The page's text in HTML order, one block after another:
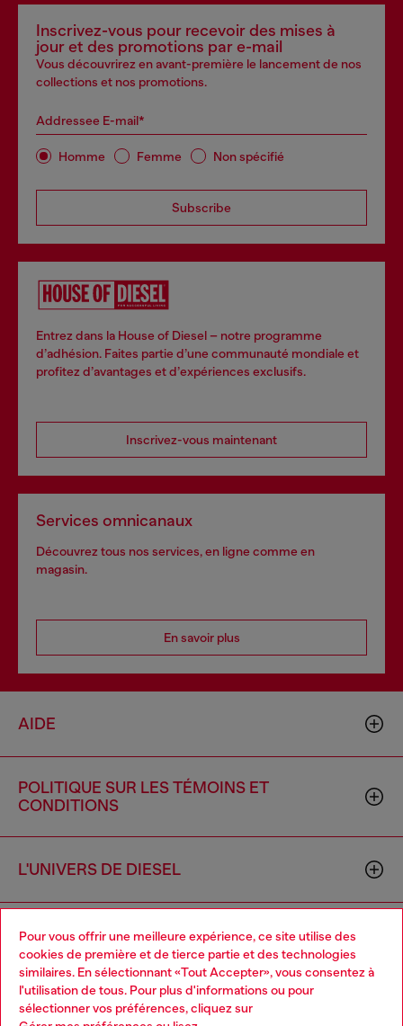
Pour vous offrir une meilleure expérience, ce site utilise des
cookies de première et de tierce partie et des technologies
similaires. En sélectionnant «Tout Accepter», vous consentez à
l'utilisation de tous. Pour plus d'informations ou pour
sélectionner vos préférences, cliquez sur
Inscrivez-vous pour recevoir des mises à
jour et des promotions par e-mail
Vous découvrirez en avant-première le lancement de nos
collections et nos promotions.
Addressee E-mail*
Homme Femme Non spécifié
Subscribe
Entrez dans la House of Diesel – notre programme
d’adhésion. Faites partie d’une communauté mondiale et
profitez d’avantages et d’expériences exclusifs.
Inscrivez-vous maintenant
Services omnicanaux
Découvrez tous nos services, en ligne comme en
magasin.
En savoir plus
AIDE
POLITIQUE SUR LES TÉMOINS ET
CONDITIONS
L'UNIVERS DE DIESEL
ENTREPRISE
Choose your location